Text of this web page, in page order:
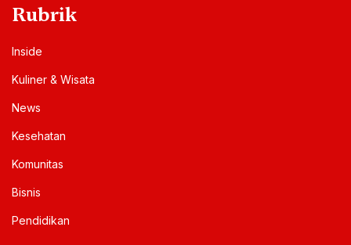
Rubrik
Inside
Kuliner & Wisata
News
Kesehatan
Komunitas
Bisnis
Pendidikan